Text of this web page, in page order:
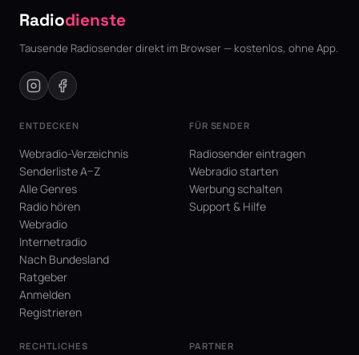
Radiodienste
Tausende Radiosender direkt im Browser — kostenlos, ohne App.
ENTDECKEN
Webradio-Verzeichnis
Senderliste A–Z
Alle Genres
Radio hören
Webradio
Internetradio
Nach Bundesland
Ratgeber
Anmelden
Registrieren
FÜR SENDER
Radiosender eintragen
Webradio starten
Werbung schalten
Support & Hilfe
RECHTLICHES PARTNER